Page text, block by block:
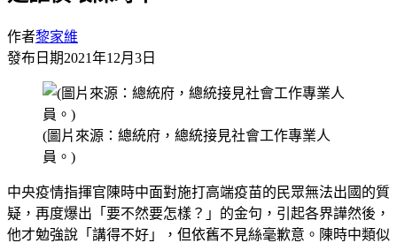
作者黎家維
發布日期2021年12月3日
(圖片來源：總統府，總統接見社會工作專業人
員。)
中央疫情指揮官陳時中面對施打高端疫苗的民眾無法出國的質
疑，再度爆出「要不然要怎樣？」的金句，引起各界譁然後，
他才勉強說「講得不好」，但依舊不見絲毫歉意。陳時中類似